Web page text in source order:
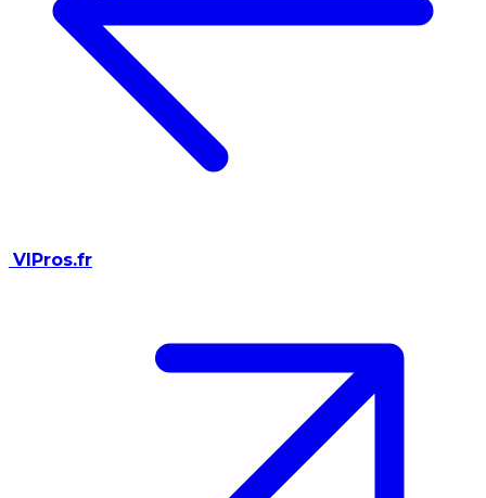
VIPros.fr